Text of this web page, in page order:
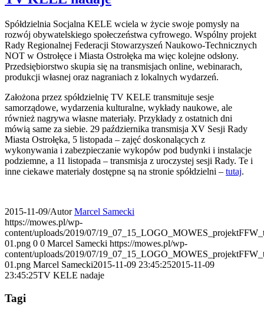
Spółdzielnia Socjalna KELE wciela w życie swoje pomysły na
rozwój obywatelskiego społeczeństwa cyfrowego. Wspólny projekt
Rady Regionalnej Federacji Stowarzyszeń Naukowo-Technicznych
NOT w Ostrołęce i Miasta Ostrołęka ma więc kolejne odsłony.
Przedsiębiorstwo skupia się na transmisjach online, webinarach,
produkcji własnej oraz nagraniach z lokalnych wydarzeń.
Założona przez spółdzielnię TV KELE transmituje sesje
samorządowe, wydarzenia kulturalne, wykłady naukowe, ale
również nagrywa własne materiały. Przykłady z ostatnich dni
mówią same za siebie. 29 października transmisja XV Sesji Rady
Miasta Ostrołęka, 5 listopada – zajęć doskonalących z
wykonywania i zabezpieczanie wykopów pod budynki i instalacje
podziemne, a 11 listopada – transmisja z uroczystej sesji Rady. Te i
inne ciekawe materiały dostępne są na stronie spółdzielni – tutaj.
2015-11-09/AutorMarcel Samecki
https://mowes.pl/wp-
content/uploads/2019/07/
01.png 0 0 Marcel Samecki https://mowes.pl/wp-
content/uploads/2019/07/
01.png Marcel Samecki2015-11-09 23:45:252015-11-09
23:45:25TV KELE nadaje
Tagi